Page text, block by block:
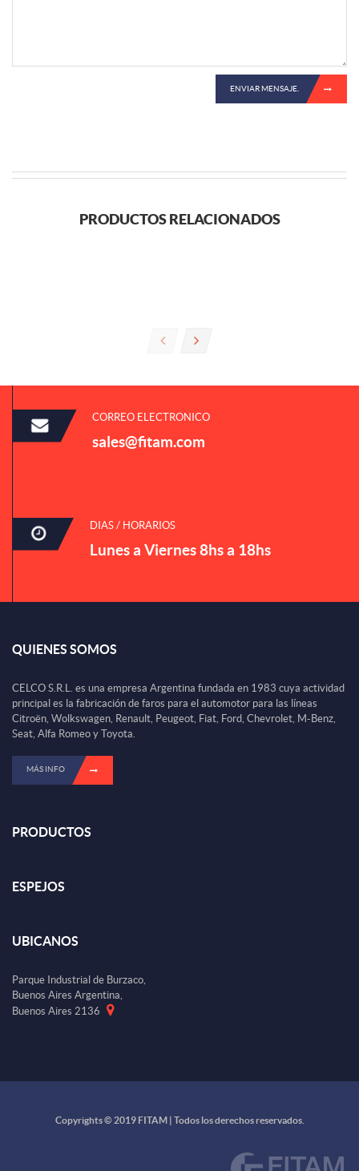
ENVIAR MENSAJE.
PRODUCTOS RELACIONADOS
CORREO ELECTRONICO
sales@fitam.com
DIAS / HORARIOS
Lunes a Viernes 8hs a 18hs
QUIENES SOMOS
CELCO S.R.L. es una empresa Argentina fundada en 1983 cuya actividad
principal es la fabricación de faros para el automotor para las líneas
Citroën, Wolkswagen, Renault, Peugeot, Fiat, Ford, Chevrolet, M-Benz,
Seat, Alfa Romeo y Toyota.
MÁS INFO
PRODUCTOS
ESPEJOS
UBICANOS
Parque Industrial de Burzaco,
Buenos Aires Argentina,
Buenos Aires 2136
Copyrights © 2019 FITAM | Todos los derechos reservados.